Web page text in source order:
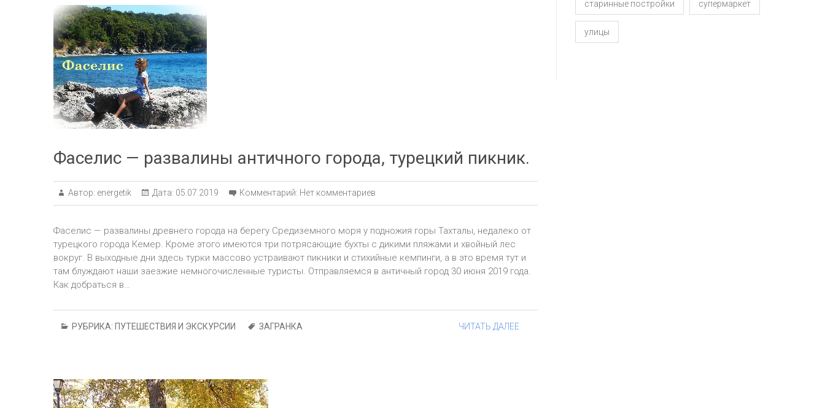
Фаселис — развалины античного города, турецкий пикник.
Автор: energetik Дата: 05.07.2019 Комментарий: Нет комментариев
Фаселис — развалины древнего города на берегу Средиземного моря у подножия горы Тахталы, недалеко от
турецкого города Кемер. Кроме этого имеются три потрясающие бухты с дикими пляжами и хвойный лес
вокруг. В выходные дни здесь турки массово устраивают пикники и стихийные кемпинги, а в это время тут и
там блуждают наши заезжие немногочисленные туристы. Отправляемся в античный город 30 июня 2019 года.
Как добраться в…
РУБРИКА: ПУТЕШЕСТВИЯ И ЭКСКУРСИИ ЗАГРАНКА ЧИТАТЬ ДАЛЕЕ
старинные постройки супермаркет
улицы